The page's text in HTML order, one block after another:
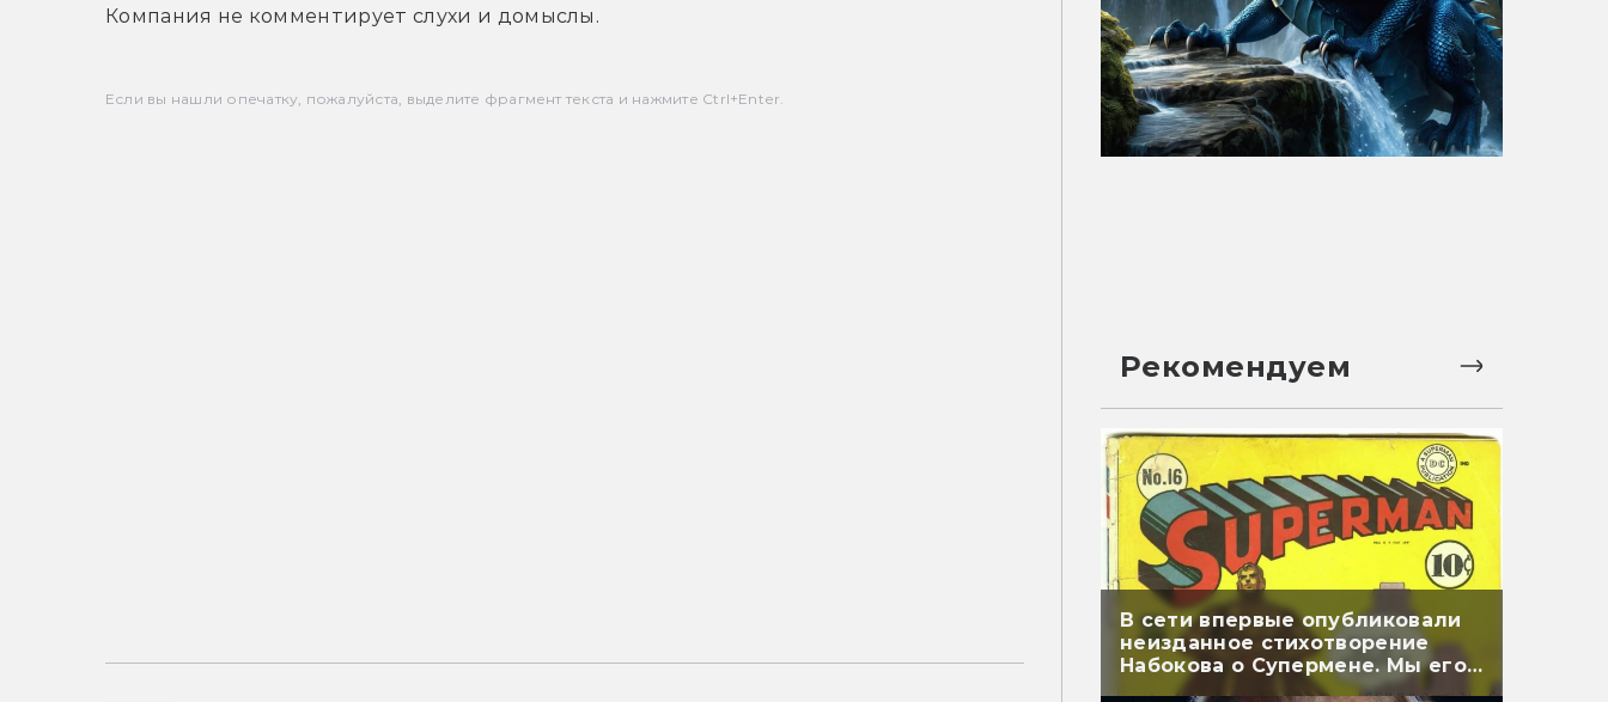
Компания не комментирует слухи и домыслы.
Если вы нашли опечатку, пожалуйста, выделите фрагмент текста и нажмите Ctrl+Enter.
Рекомендуем
В сети впервые опубликовали
неизданное стихотворение
Набокова о Супермене. Мы его
перевели